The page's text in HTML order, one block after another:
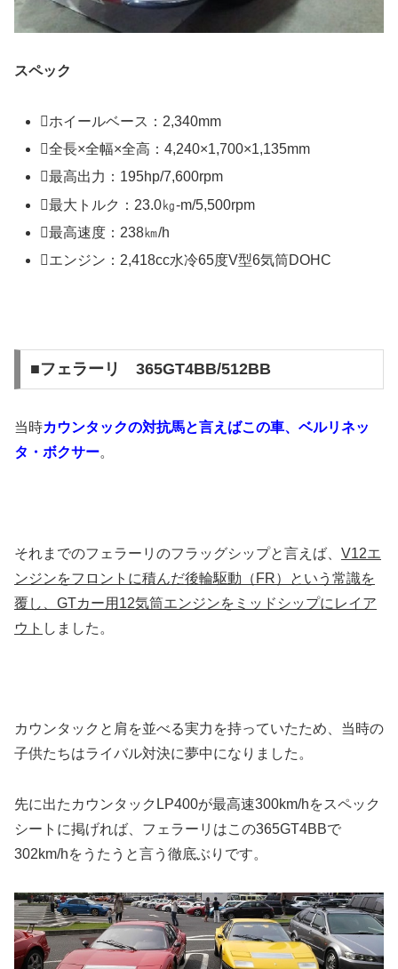
スペック
ホイールベース：2,340mm
全長×全幅×全高：4,240×1,700×1,135mm
最高出力：195hp/7,600rpm
最大トルク：23.0㎏-m/5,500rpm
最高速度：238㎞/h
エンジン：2,418cc水冷65度V型6気筒DOHC
■フェラーリ 365GT4BB/512BB
当時カウンタックの対抗馬と言えばこの車、ベルリネッ
タ・ボクサー。
それまでのフェラーリのフラッグシップと言えば、 V12エ
ンジンをフロントに積んだ後輪駆動（FR）という常識を
覆し、GTカー用12気筒エンジンをミッドシップにレイア
ウト しました。
カウンタックと肩を並べる実力を持っていたため、当時の
子供たちはライバル対決に夢中になりました。
先に出たカウンタックLP400が最高速300km/hをスペック
シートに掲げれば、フェラーリはこの365GT4BBで
302km/hをうたうと言う徹底ぶりです。